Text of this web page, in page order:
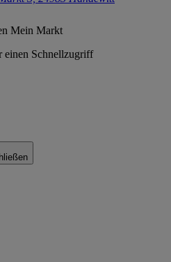
Mein Markt
einen Schnellzugriff